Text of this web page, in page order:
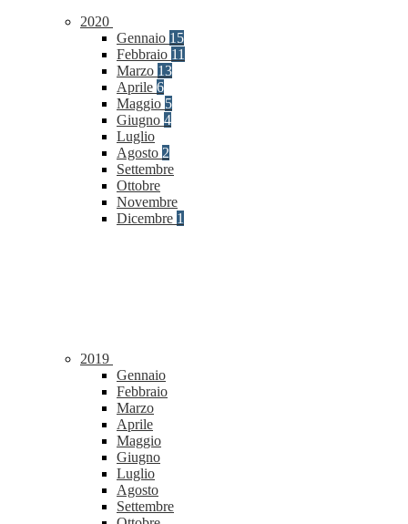
2020
Gennaio 15
Febbraio 11
Marzo 13
Aprile 6
Maggio 5
Giugno 4
Luglio
Agosto 2
Settembre
Ottobre
Novembre
Dicembre 1
2019
Gennaio
Febbraio
Marzo
Aprile
Maggio
Giugno
Luglio
Agosto
Settembre